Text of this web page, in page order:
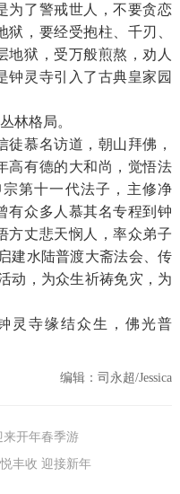
为了警戒世人，不要贪恋
，要经受抱柱、千刃、
地狱，受万般煎熬，劝人
钟灵寺引入了古典皇家园
林格局。
徒慕名访道，朝山拜佛，
高有德的大和尚，觉悟法
第十一代法子，主修净
有众多人慕其名专程到钟
方丈悲天悯人，率众弟子
建水陆普渡大斋法会、传
动，为众生祈祷免灾，为
灵寺缘结众生，佛光普
编辑：司永超/Jessica
来开年春季游
丰收 迎接新年